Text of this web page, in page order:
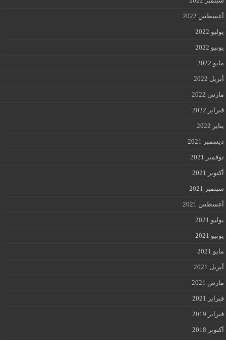
أغسطس 2022
يوليو 2022
يونيو 2022
مايو 2022
أبريل 2022
مارس 2022
فبراير 2022
يناير 2022
ديسمبر 2021
نوفمبر 2021
أكتوبر 2021
سبتمبر 2021
أغسطس 2021
يوليو 2021
يونيو 2021
مايو 2021
أبريل 2021
مارس 2021
فبراير 2021
فبراير 2019
أكتوبر 2018